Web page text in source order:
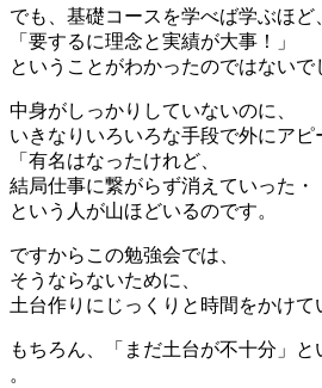
でも、基礎コースを学べば学ぶほど
「要するに理念と実績が大事！」
ということがわかったのではないで
中身がしっかりしていないのに、
いきなりいろいろな手段で外にアピ
「有名はなったけれど、
結局仕事に繋がらず消えていった・
という人が山ほどいるのです。
ですからこの勉強会では、
そうならないために、
土台作りにじっくりと時間をかけて
もちろん、「まだ土台が不十分」と
。